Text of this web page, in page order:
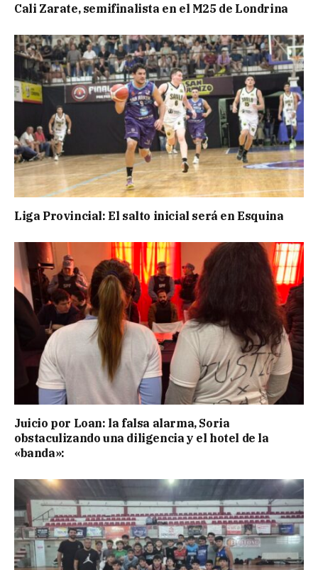
Cali Zarate, semifinalista en el M25 de Londrina
Liga Provincial: El salto inicial será en Esquina
Juicio por Loan: la falsa alarma, Soria
obstaculizando una diligencia y el hotel de la
«banda»: